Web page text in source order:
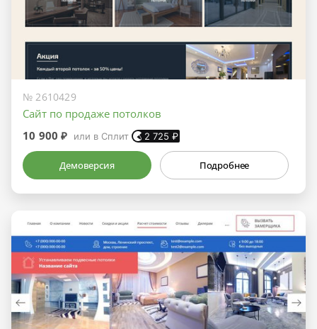
№ 2610429
Сайт по продаже потолков
10 900 ₽
или в Сплит 2 725 ₽
Демоверсия Подробнее